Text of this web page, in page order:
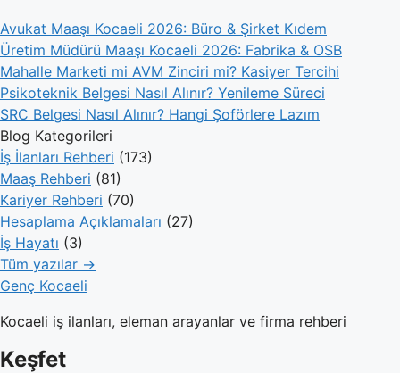
Avukat Maaşı Kocaeli 2026: Büro & Şirket Kıdem
Üretim Müdürü Maaşı Kocaeli 2026: Fabrika & OSB
Mahalle Marketi mi AVM Zinciri mi? Kasiyer Tercihi
Psikoteknik Belgesi Nasıl Alınır? Yenileme Süreci
SRC Belgesi Nasıl Alınır? Hangi Şoförlere Lazım
Blog Kategorileri
İş İlanları Rehberi (173)
Maaş Rehberi (81)
Kariyer Rehberi (70)
Hesaplama Açıklamaları (27)
İş Hayatı (3)
Tüm yazılar →
Genç Kocaeli
Kocaeli iş ilanları, eleman arayanlar ve firma rehberi
Keşfet